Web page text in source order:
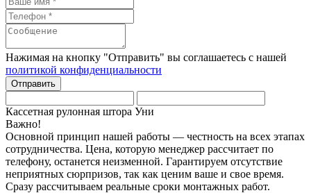
Нажимая на кнопку "Отправить" вы соглашаетесь с нашей
политикой конфиденциальности
Кассетная рулонная штора Уни
Важно!
Основной принцип нашей работы — честность на всех этапах
сотрудничества. Цена, которую менеджер рассчитает по
телефону, останется неизменной. Гарантируем отсутствие
неприятных сюрпризов, так как ценим ваше и свое время.
Сразу рассчитываем реальные сроки монтажных работ.